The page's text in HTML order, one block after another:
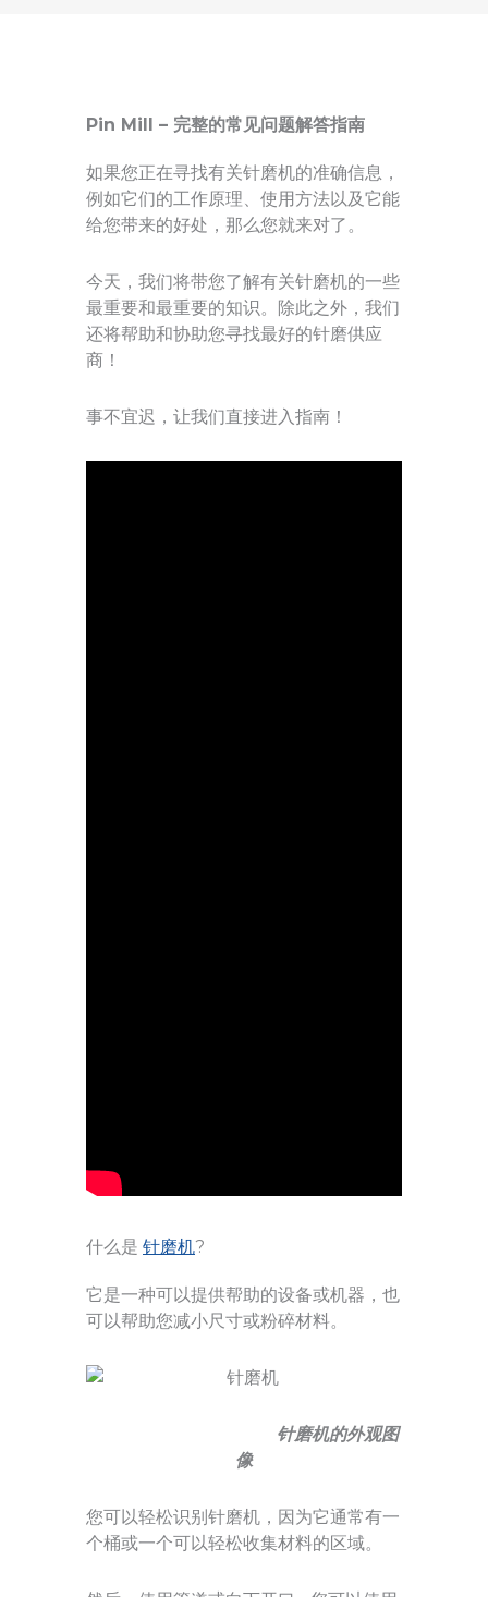
Pin Mill – 完整的常见问题解答指南
如果您正在寻找有关针磨机的准确信息，
例如它们的工作原理、使用方法以及它能
给您带来的好处，那么您就来对了。
今天，我们将带您了解有关针磨机的一些
最重要和最重要的知识。除此之外，我们
还将帮助和协助您寻找最好的针磨供应
商！
事不宜迟，让我们直接进入指南！
什么是 针磨机?
它是一种可以提供帮助的设备或机器，也
可以帮助您减小尺寸或粉碎材料。
针磨机的外观图
像
您可以轻松识别针磨机，因为它通常有一
个桶或一个可以轻松收集材料的区域。